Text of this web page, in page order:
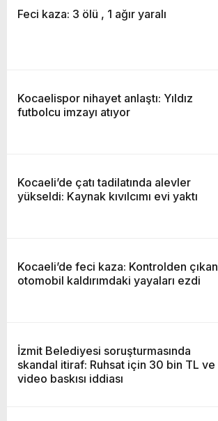
Feci kaza: 3 ölü , 1 ağır yaralı
Kocaelispor nihayet anlaştı: Yıldız
futbolcu imzayı atıyor
Kocaeli’de çatı tadilatında alevler
yükseldi: Kaynak kıvılcımı evi yaktı
Kocaeli’de feci kaza: Kontrolden çıkan
otomobil kaldırımdaki yayaları ezdi
İzmit Belediyesi soruşturmasında
skandal itiraf: Ruhsat için 30 bin TL ve
video baskısı iddiası